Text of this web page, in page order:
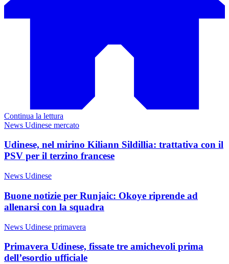
Continua la lettura
News Udinese mercato
Udinese, nel mirino Kiliann Sildillia: trattativa con il
PSV per il terzino francese
News Udinese
Buone notizie per Runjaic: Okoye riprende ad
allenarsi con la squadra
News Udinese primavera
Primavera Udinese, fissate tre amichevoli prima
dell’esordio ufficiale